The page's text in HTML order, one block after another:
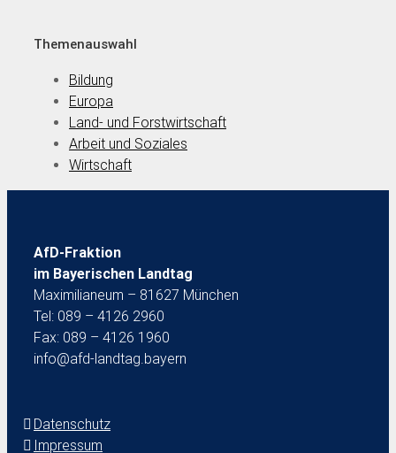
Themenauswahl
Bildung
Europa
Land- und Forstwirtschaft
Arbeit und Soziales
Wirtschaft
AfD-Fraktion
im Bayerischen Landtag
Maximilianeum – 81627 München
Tel: 089 – 4126 2960
Fax: 089 – 4126 1960
info@afd-landtag.bayern
Datenschutz
Impressum